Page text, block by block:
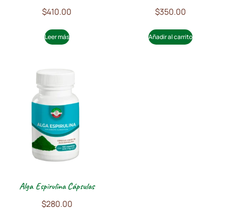
$410.00
Leer más
$350.00
Añadir al carrito
Alga Espirulina Cápsulas
$280.00